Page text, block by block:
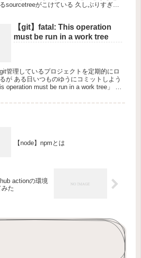
sourcetreeがこけている 久しぶりすぎ
【git】fatal: This operation
must be run in a work tree
管理しているプロジェクトを定期的にロ
が ある日いつものゆうにコミットしよう
operation must be run in a work tree」 の
【node】npmとは
actionの環境
た